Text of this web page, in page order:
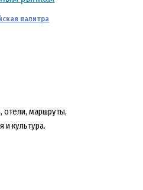
палитра
отели, маршруты,
и культура.